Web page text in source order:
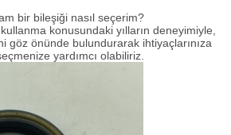
bir bileşiği nasıl seçerim?
konusundaki yılların deneyimiyle,
göz önünde bulundurarak ihtiyaçlarınıza
yardımcı olabiliriz.